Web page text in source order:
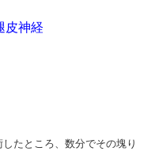
皮神経
たところ、数分でその塊り